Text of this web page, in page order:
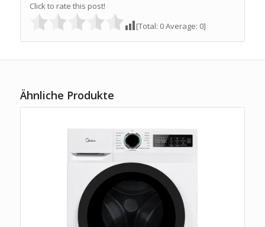
Click to rate this post!
[Total: 0Average: 0]
Ähnliche Produkte